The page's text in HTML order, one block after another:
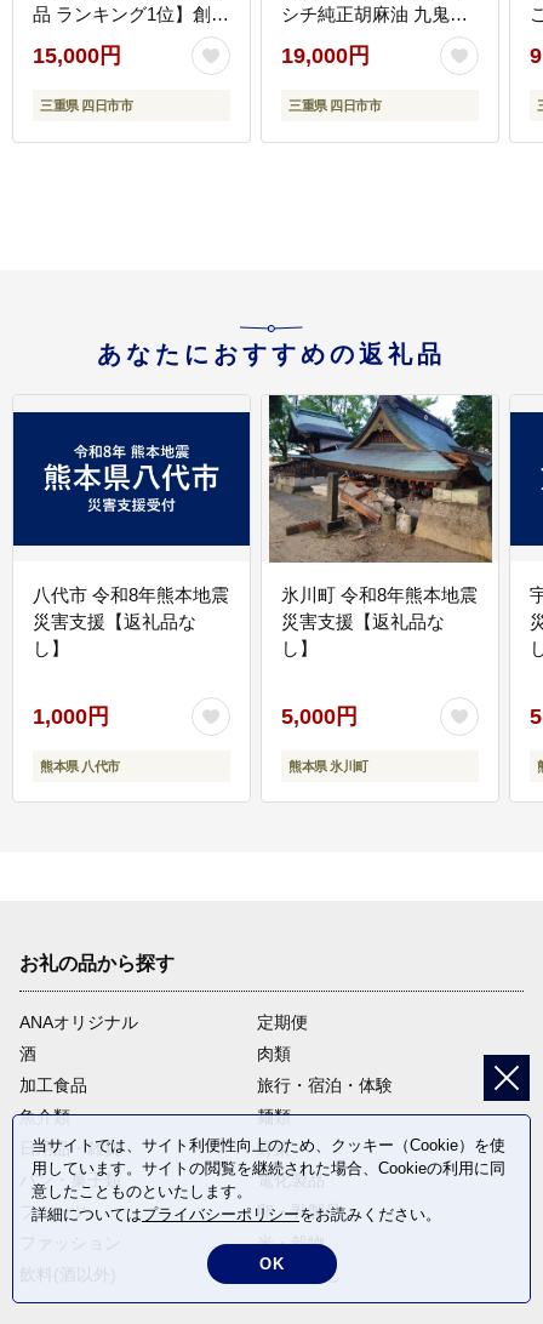
品 ランキング1位】創業
明治19年 ごま油の老
舗「九鬼」 いつもの
味を上質に変えるごま
セット 600g 3本セット
15,000円
三重県 四日市市
シチ純正胡麻油 九鬼純
正胡麻油こいくち 600g
ﾍﾟｯﾄﾎﾞﾄﾙ 九鬼 二度焙煎
すりごま 白 85g × 2袋
金 70g × 2袋 セット 老
るさと納税
19,000円
三重県 四日市市
あなたにおすすめの返礼品
八代市 令和8年熊本地震
災害支援【返礼品な
し】
1,000円
熊本県 八代市
氷川町 令和8年熊本地震
災害支援【返礼品な
し】
5,000円
熊本県 氷川町
お礼の品から探す
ANAオリジナル
定期便
酒
肉類
加工食品
旅行・宿泊・体験
魚介類
麺類
日用品・雑貨
野菜
パン・菓子類
電化製品
フルーツ
卵・乳製品
米・穀物
返礼品なし
当サイトでは、サイト利便性向上のため、クッキー（Cookie）を使
用しています。サイトの閲覧を継続された場合、Cookieの利用に同
意したことものといたします。
詳細についてはプライバシーポリシーをお読みください。
OK